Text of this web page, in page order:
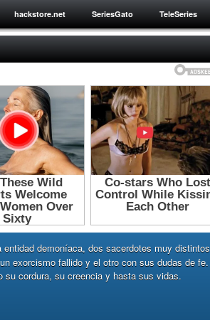
hackstore.net SeriesGato TeleSeries
demoníaca, dos sacerdotes muy distintos
exorcismo fallido y el otro con sus dudas de fe.
su cordura, su creencia y hasta sus vidas.